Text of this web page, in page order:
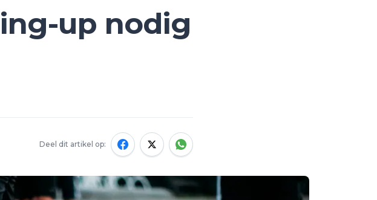
up nodig
Deel dit artikel op: